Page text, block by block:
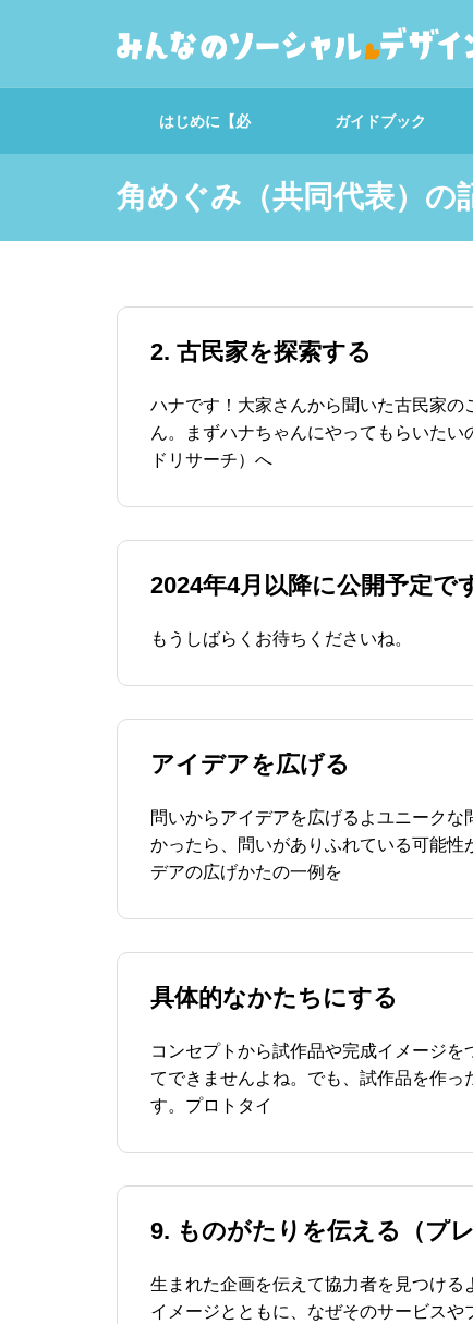
はじめに【必
読！】
ガイドブック
チ
角めぐみ（共同代表）の
2. 古民家を探索する
ハナです！大家さんから聞いた古民家
ん。まずハナちゃんにやってもらいた
ドリサーチ）へ
2024年4月以降に公開予定で
もうしばらくお待ちくださいね。
アイデアを広げる
問いからアイデアを広げるよユニーク
かったら、問いがありふれている可能
デアの広げかたの一例を
具体的なかたちにする
コンセプトから試作品や完成イメージ
てできませんよね。でも、試作品を作
す。プロトタイ
9. ものがたりを伝える（プ
生まれた企画を伝えて協力者を見つけ
イメージとともに、なぜそのサービス